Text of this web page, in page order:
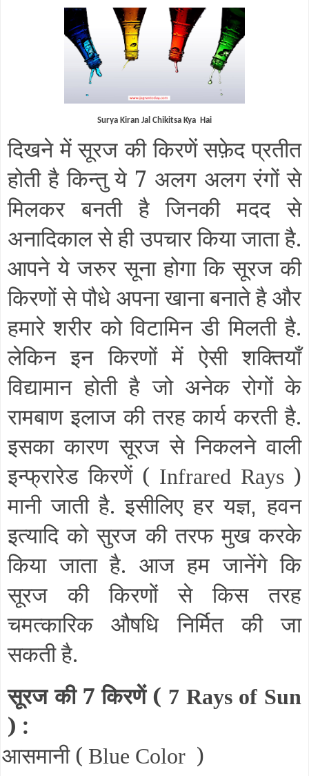
Surya Kiran Jal Chikitsa Kya Hai
दिखने में सूरज की किरणें सफ़ेद प्रतीत
होती है किन्तु ये 7 अलग अलग रंगों से
मिलकर बनती है जिनकी मदद से
अनादिकाल से ही उपचार किया जाता है.
आपने ये जरुर सूना होगा कि सूरज की
किरणों से पौधे अपना खाना बनाते है और
हमारे शरीर को विटामिन डी मिलती है.
लेकिन इन किरणों में ऐसी शक्तियाँ
विद्यामान होती है जो अनेक रोगों के
रामबाण इलाज की तरह कार्य करती है.
इसका कारण सूरज से निकलने वाली
इन्फ्रारेड किरणें ( Infrared Rays )
मानी जाती है. इसीलिए हर यज्ञ,हवन
इत्यादि को सुरज की तरफ मुख करके
किया जाता है. आज हम जानेंगे कि
सूरज की किरणों से किस तरह
चमत्कारिक औषधि निर्मित की जा
सकती है.
सूरज की 7 किरणें ( 7 Rays of Sun
) :
आसमानी ( Blue Color )